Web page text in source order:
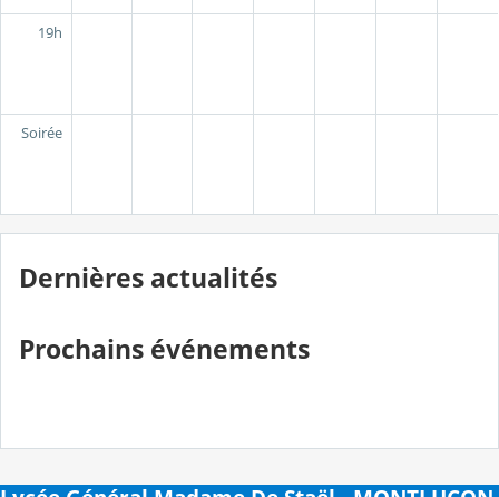
19h
Soirée
Dernières actualités
Prochains événements